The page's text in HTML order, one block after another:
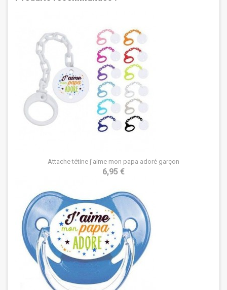
Attache tétine j’aime mon papa adoré garçon
6,95 €